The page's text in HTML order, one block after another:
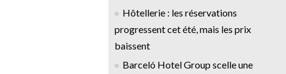
Hôtellerie : les réservations
progressent cet été, mais les prix
baissent
Barceló Hotel Group scelle une